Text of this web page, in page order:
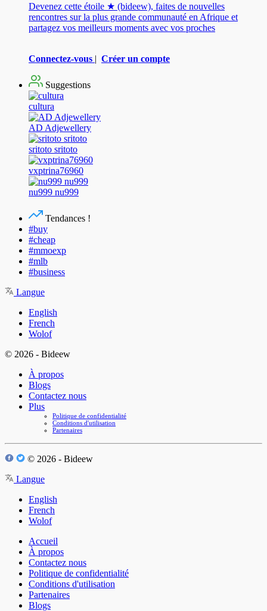
Devenez cette étoile ★ (bideew), faites de nouvelles
rencontres sur la plus grande communauté en Afrique et
partagez vos meilleurs moments avec vos proches
Connectez-vous | Créer un compte
Suggestions
cultura
AD Adjewellery
sritoto sritoto
vxptrina76960
nu999 nu999
Tendances !
#buy
#cheap
#mmoexp
#mlb
#business
Langue
English
French
Wolof
© 2026 - Bideew
À propos
Blogs
Contactez nous
Plus
Politique de confidentialité
Conditions d'utilisation
Partenaires
© 2026 - Bideew
Langue
English
French
Wolof
Accueil
À propos
Contactez nous
Politique de confidentialité
Conditions d'utilisation
Partenaires
Blogs